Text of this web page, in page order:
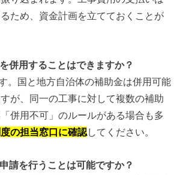
ため、資金計画を立てておくことが
併用することはできますか？
。国と地方自治体の補助金は併用可能
が、同一の工事に対して複数の補助
併用不可」のルールがある場合も多
の担当窓口に確認してください。
請を行うことは可能ですか？